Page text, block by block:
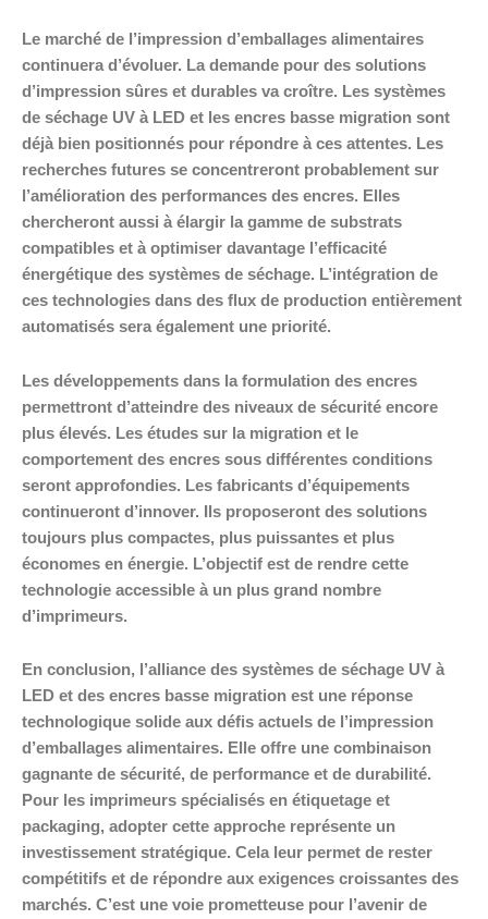
Le marché de l’impression d’emballages alimentaires
continuera d’évoluer. La demande pour des solutions
d’impression sûres et durables va croître. Les systèmes
de séchage UV à LED et les encres basse migration sont
déjà bien positionnés pour répondre à ces attentes. Les
recherches futures se concentreront probablement sur
l’amélioration des performances des encres. Elles
chercheront aussi à élargir la gamme de substrats
compatibles et à optimiser davantage l’efficacité
énergétique des systèmes de séchage. L’intégration de
ces technologies dans des flux de production entièrement
automatisés sera également une priorité.
Les développements dans la formulation des encres
permettront d’atteindre des niveaux de sécurité encore
plus élevés. Les études sur la migration et le
comportement des encres sous différentes conditions
seront approfondies. Les fabricants d’équipements
continueront d’innover. Ils proposeront des solutions
toujours plus compactes, plus puissantes et plus
économes en énergie. L’objectif est de rendre cette
technologie accessible à un plus grand nombre
d’imprimeurs.
En conclusion, l’alliance des systèmes de séchage UV à
LED et des encres basse migration est une réponse
technologique solide aux défis actuels de l’impression
d’emballages alimentaires. Elle offre une combinaison
gagnante de sécurité, de performance et de durabilité.
Pour les imprimeurs spécialisés en étiquetage et
packaging, adopter cette approche représente un
investissement stratégique. Cela leur permet de rester
compétitifs et de répondre aux exigences croissantes des
marchés. C’est une voie prometteuse pour l’avenir de